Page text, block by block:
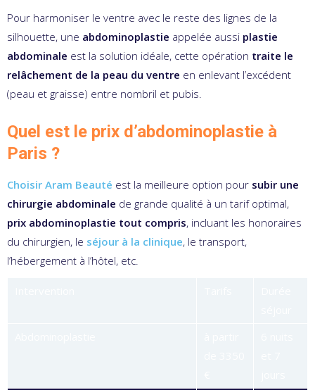
Pour harmoniser le ventre avec le reste des lignes de la
silhouette, une abdominoplastie appelée aussi plastie
abdominale est la solution idéale, cette opération traite le
relâchement de la peau du ventre en enlevant l’excédent
(peau et graisse) entre nombril et pubis.
Quel est le prix d’abdominoplastie à
Paris ?
Choisir Aram Beauté est la meilleure option pour subir une
chirurgie abdominale de grande qualité à un tarif optimal,
prix abdominoplastie tout compris, incluant les honoraires
du chirurgien, le séjour à la clinique, le transport,
l’hébergement à l’hôtel, etc.